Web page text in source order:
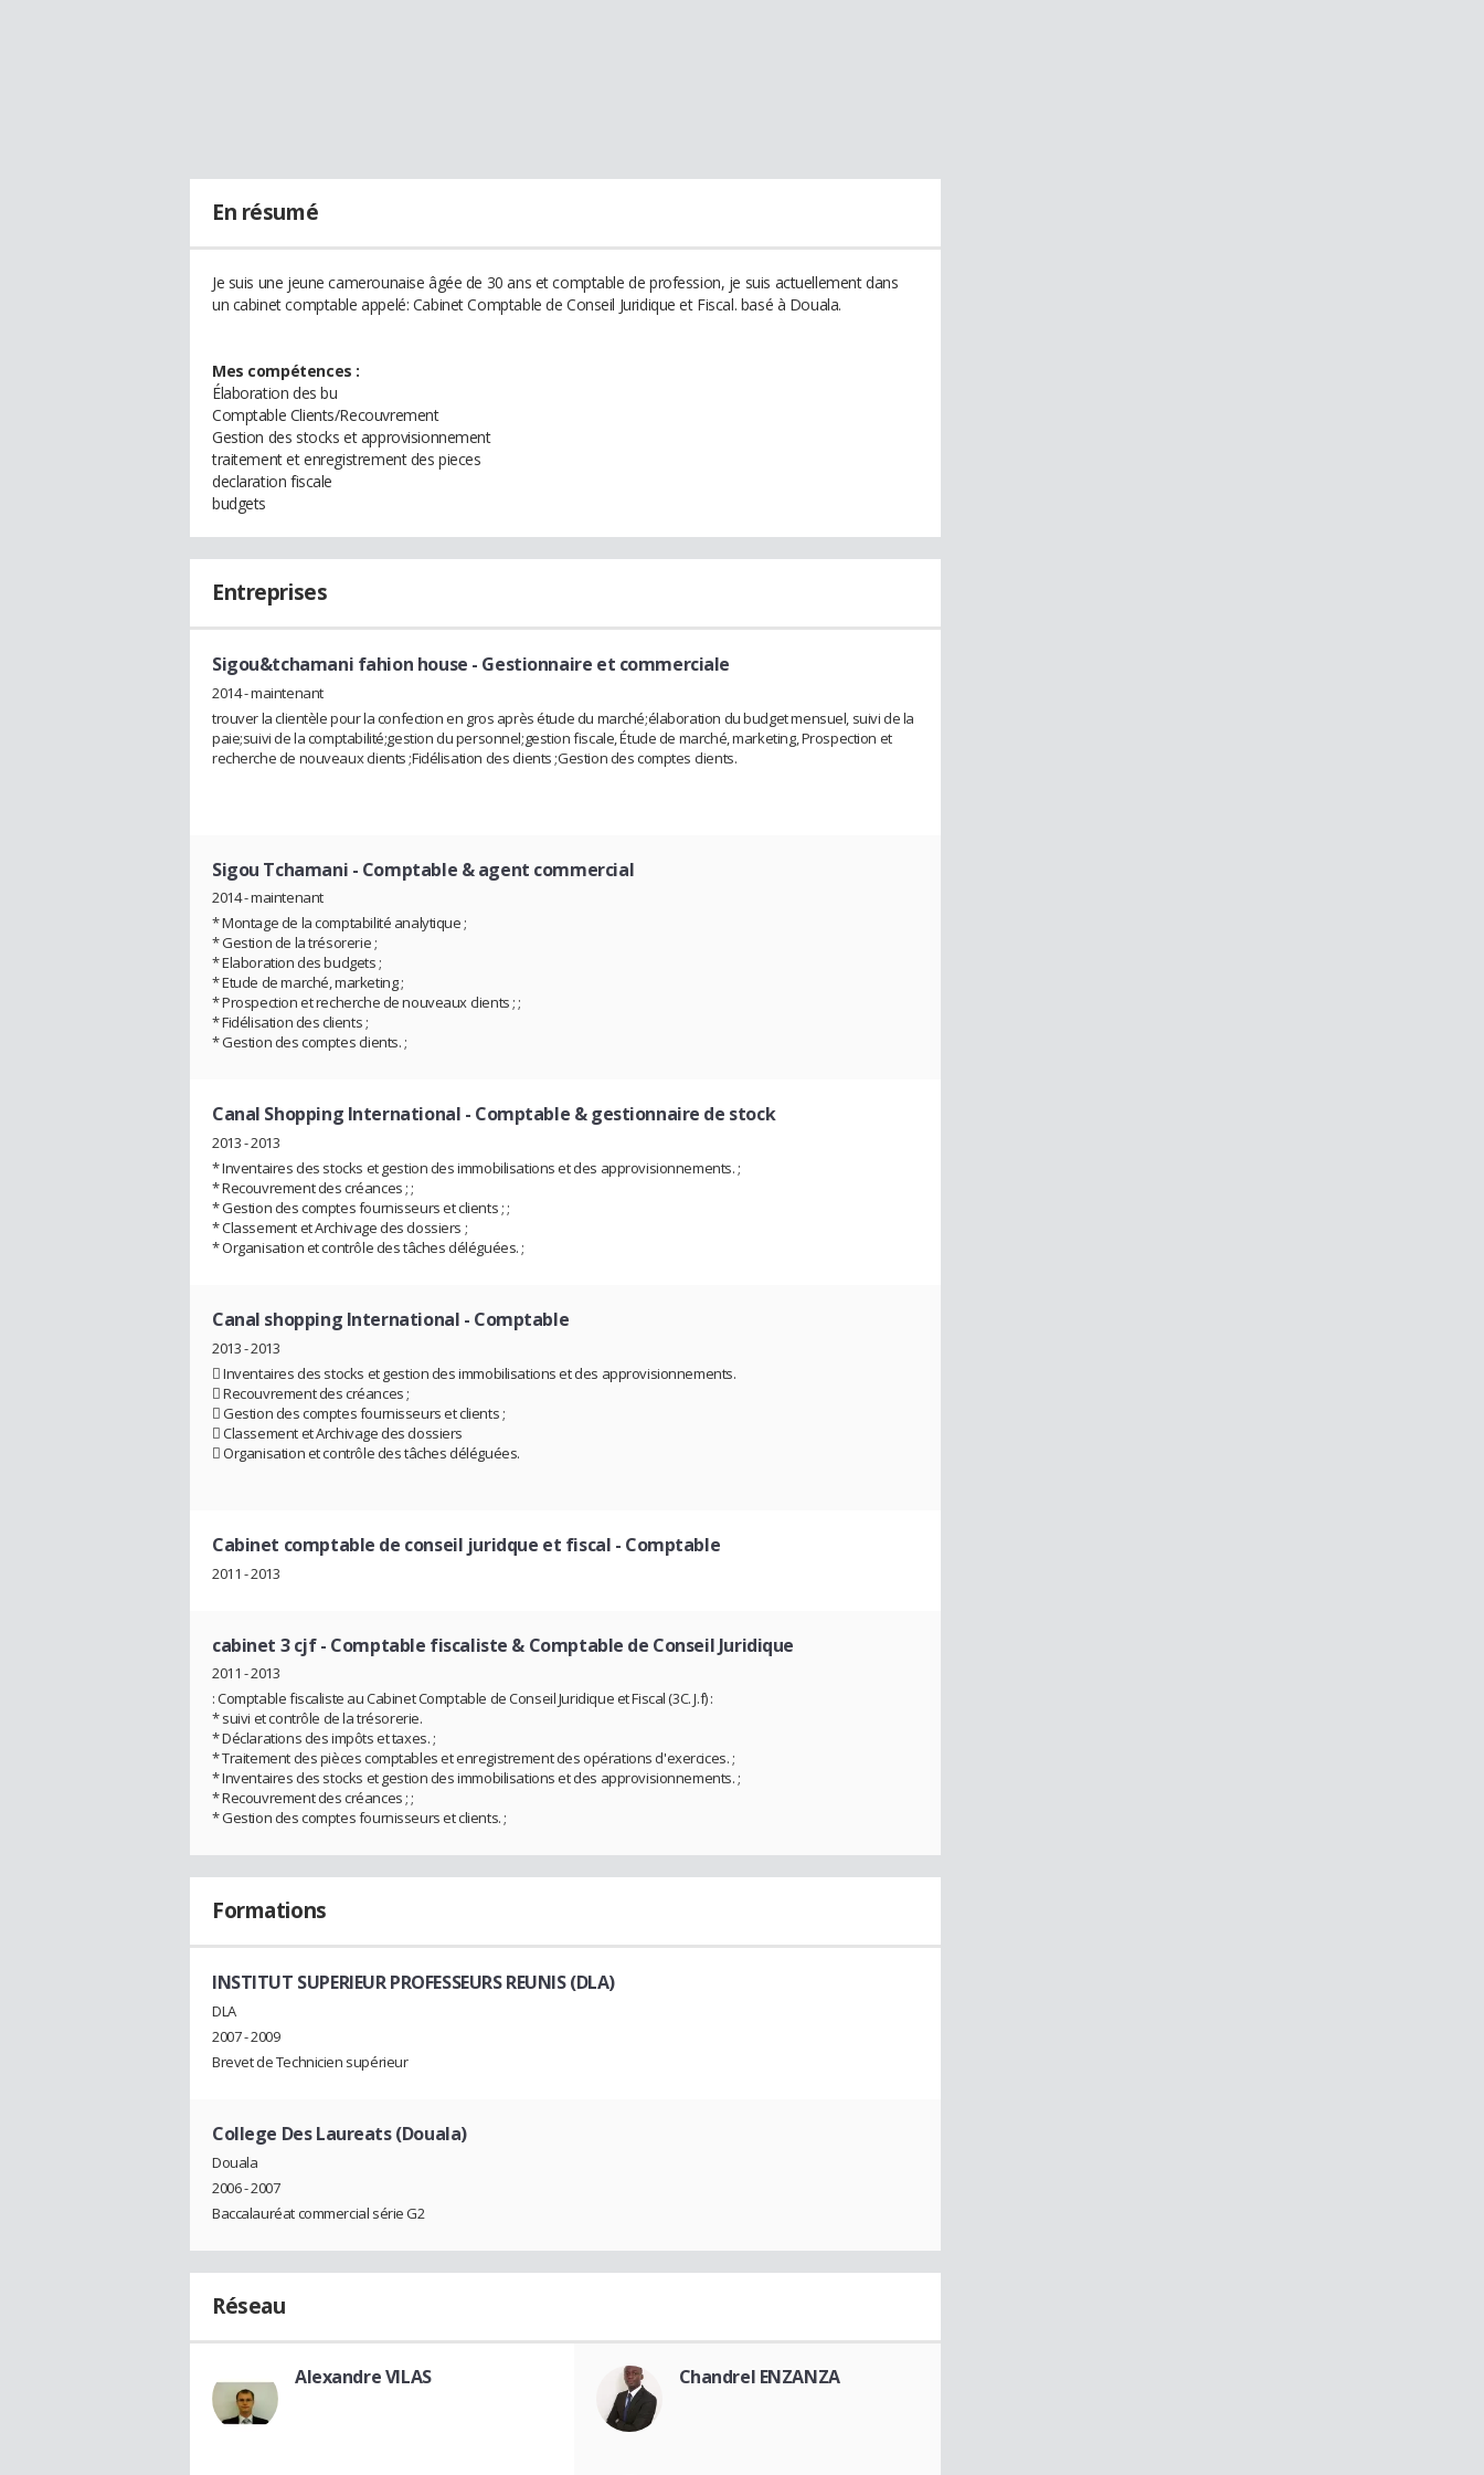
En résumé
Je suis une jeune camerounaise âgée de 30 ans et comptable de profession, je suis actuellement dans
un cabinet comptable appelé: Cabinet Comptable de Conseil Juridique et Fiscal. basé à Douala.
Mes compétences :
Élaboration des bu
Comptable Clients/Recouvrement
Gestion des stocks et approvisionnement
traitement et enregistrement des pieces
declaration fiscale
budgets
Entreprises
Sigou&tchamani fahion house - Gestionnaire et commerciale
2014 - maintenant
trouver la clientèle pour la confection en gros après étude du marché;élaboration du budget mensuel, suivi de la
paie;suivi de la comptabilité;gestion du personnel;gestion fiscale, Étude de marché, marketing, Prospection et
recherche de nouveaux clients ;Fidélisation des clients ;Gestion des comptes clients.
Sigou Tchamani - Comptable & agent commercial
2014 - maintenant
* Montage de la comptabilité analytique ;
* Gestion de la trésorerie ;
* Elaboration des budgets ;
* Etude de marché, marketing ;
* Prospection et recherche de nouveaux clients ; ;
* Fidélisation des clients ;
* Gestion des comptes clients. ;
Canal Shopping International - Comptable & gestionnaire de stock
2013 - 2013
* Inventaires des stocks et gestion des immobilisations et des approvisionnements. ;
* Recouvrement des créances ; ;
* Gestion des comptes fournisseurs et clients ; ;
* Classement et Archivage des dossiers ;
* Organisation et contrôle des tâches déléguées. ;
Canal shopping International - Comptable
2013 - 2013
 Inventaires des stocks et gestion des immobilisations et des approvisionnements.
 Recouvrement des créances ;
 Gestion des comptes fournisseurs et clients ;
 Classement et Archivage des dossiers
 Organisation et contrôle des tâches déléguées.
Cabinet comptable de conseil juridque et fiscal - Comptable
2011 - 2013
cabinet 3 cjf- Comptable fiscaliste & Comptable de Conseil Juridique
2011 - 2013
: Comptable fiscaliste au Cabinet Comptable de Conseil Juridique et Fiscal (3C. J.f) :
* suivi et contrôle de la trésorerie.
* Déclarations des impôts et taxes. ;
* Traitement des pièces comptables et enregistrement des opérations d'exercices. ;
* Inventaires des stocks et gestion des immobilisations et des approvisionnements. ;
* Recouvrement des créances ; ;
* Gestion des comptes fournisseurs et clients. ;
Formations
INSTITUT SUPERIEUR PROFESSEURS REUNIS (DLA)
DLA
2007 - 2009
Brevet de Technicien supérieur
College Des Laureats (Douala)
Douala
2006 - 2007
Baccalauréat commercial série G2
Réseau
Alexandre VILAS Chandrel ENZANZA